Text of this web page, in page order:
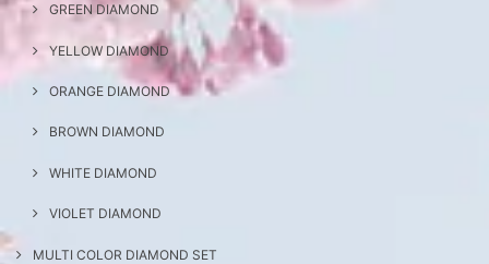
GREEN DIAMOND
YELLOW DIAMOND
ORANGE DIAMOND
BROWN DIAMOND
WHITE DIAMOND
VIOLET DIAMOND
MULTI COLOR DIAMOND SET